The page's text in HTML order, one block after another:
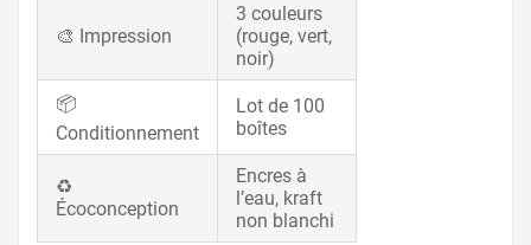
🎨 Impression
3 couleurs
(rouge, vert,
noir)
📦
Conditionnement
Lot de 100
boîtes
♻️
Écoconception
Encres à
l’eau, kraft
non blanchi